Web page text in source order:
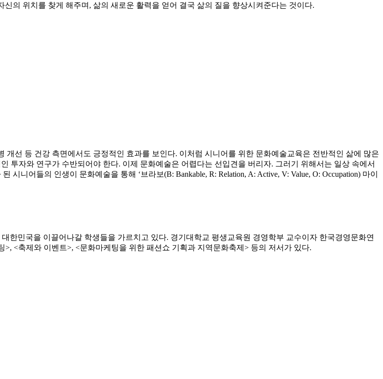
의 위치를 찾게 해주며, 삶의 새로운 활력을 얻어 결국 삶의 질을 향상시켜준다는 것이다.
선 등 건강 측면에서도 긍정적인 효과를 보인다. 이처럼 시니어를 위한 문화예술교육은 전반적인 삶에 많은
투자와 연구가 수반되어야 한다. 이제 문화예술은 어렵다는 선입견을 버리자. 그러기 위해서는 일상 속에서
니어들의 인생이 문화예술을 통해 ‘브라보(B: Bankable, R: Relation, A: Active, V: Value, O: Occupation) 마이
한민국을 이끌어나갈 학생들을 가르치고 있다. 경기대학교 평생교육원 경영학부 교수이자 한국경영문화연
<축제와 이벤트>, <문화마케팅을 위한 패션쇼 기획과 지역문화축제> 등의 저서가 있다.